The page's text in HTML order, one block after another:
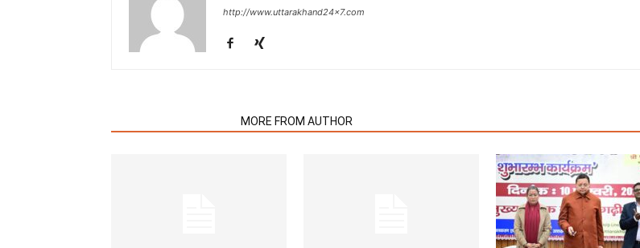
http://www.uttarakhand24x7.com
MORE FROM AUTHOR